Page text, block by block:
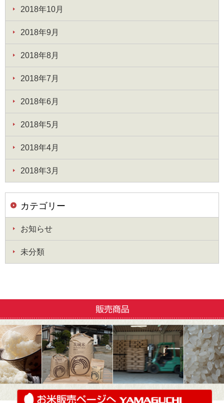
2018年10月
2018年9月
2018年8月
2018年7月
2018年6月
2018年5月
2018年4月
2018年3月
カテゴリー
お知らせ
未分類